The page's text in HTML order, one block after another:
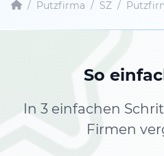
/ Putzfirma / SZ /
So
In 3 einfachen
Firmen